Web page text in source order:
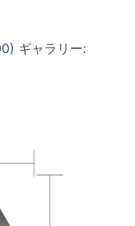
) ギャラリー: